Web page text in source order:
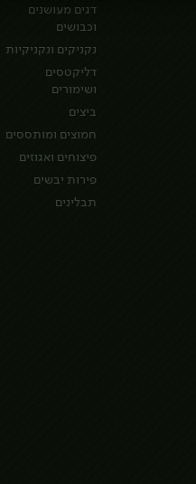
דגים מעושנים
וכבושים
נקניקים ונקניקיות
דליקטסים
ושימורים
ביצים
חמוצים ומותססים
פיצוחים ואגוזים
פירות יבשים
תבלינים